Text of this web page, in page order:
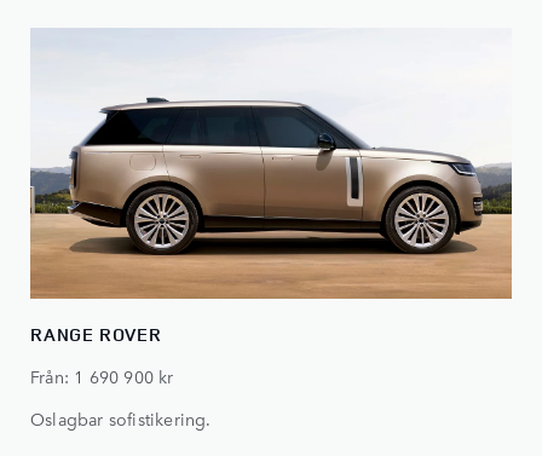
RANGE ROVER
Från: 1 690 900 kr
Oslagbar sofistikering.